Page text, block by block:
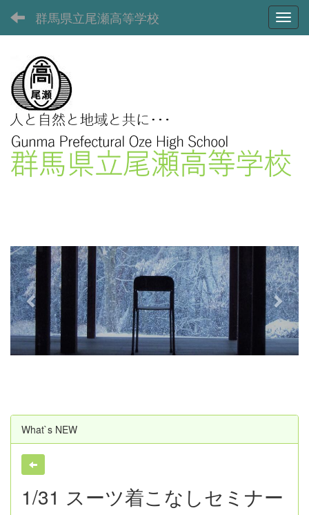
群馬県立尾瀬高等学校
e
v
i
o
u
s
x
t
What`s NEW
1/31 スーツ着こなしセミナー